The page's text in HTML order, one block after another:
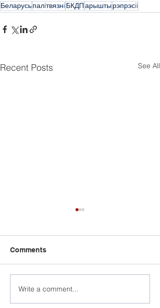
Беларусьпалiтвязнi БКДПарыштырэпрэсii
Recent Posts See All
Пераслед
прафсаюзнай
Comments
Write a comment...